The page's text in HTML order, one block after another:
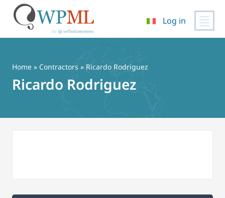
contenuto
Log in
Home » Contractors» Ricardo Rodriguez
Ricardo Rodriguez